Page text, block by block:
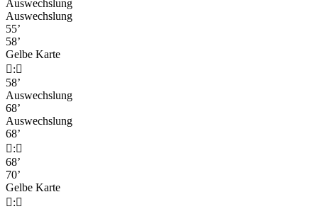
Auswechslung
Auswechslung
55’
58’
Gelbe Karte
:
58’
Auswechslung
68’
Auswechslung
68’
:
68’
70’
Gelbe Karte
: